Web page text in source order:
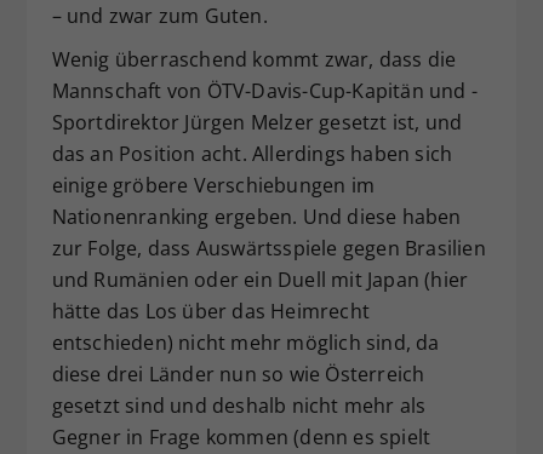
– und zwar zum Guten.
Wenig überraschend kommt zwar, dass die
Mannschaft von ÖTV-Davis-Cup-Kapitän und -
Sportdirektor Jürgen Melzer gesetzt ist, und
das an Position acht. Allerdings haben sich
einige gröbere Verschiebungen im
Nationenranking ergeben. Und diese haben
zur Folge, dass Auswärtsspiele gegen Brasilien
und Rumänien oder ein Duell mit Japan (hier
hätte das Los über das Heimrecht
entschieden) nicht mehr möglich sind, da
diese drei Länder nun so wie Österreich
gesetzt sind und deshalb nicht mehr als
Gegner in Frage kommen (denn es spielt